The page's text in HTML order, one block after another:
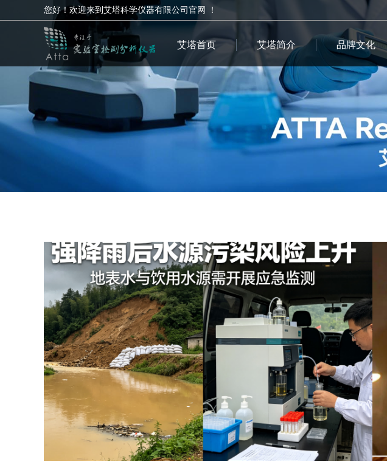
您好！欢迎来到艾塔科学仪器有限公司官网 ！
艾塔首页 艾塔简介 品牌文化